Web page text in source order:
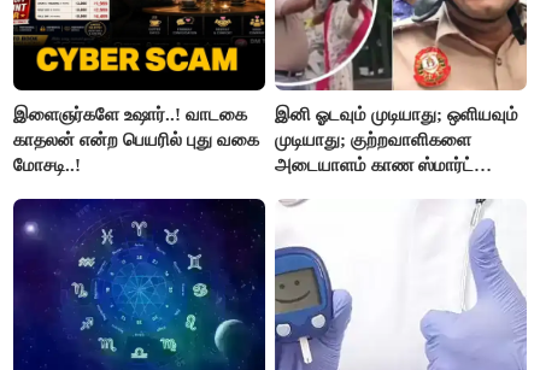
இளைஞர்களே உஷார்..! வாடகை
காதலன் என்ற பெயரில் புது வகை
மோசடி..!
இனி ஓடவும் முடியாது; ஒளியவும்
முடியாது; குற்றவாளிகளை
அடையாளம் காண ஸ்மார்ட்